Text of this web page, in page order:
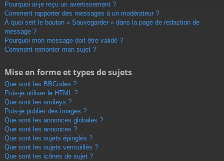
Pourquoi ai-je reçu un avertissement ?
Comment rapporter des messages à un modérateur ?
À quoi sert le bouton « Sauvegarder » dans la page de rédaction de
message ?
Pourquoi mon message doit être validé ?
Comment remonter mon sujet ?
Mise en forme et types de sujets
Que sont les BBCodes ?
Puis-je utiliser le HTML ?
Que sont les smileys ?
Puis-je publier des images ?
Que sont les annonces globales ?
Que sont les annonces ?
Que sont les sujets épinglés ?
Que sont les sujets verrouillés ?
Que sont les icônes de sujet ?